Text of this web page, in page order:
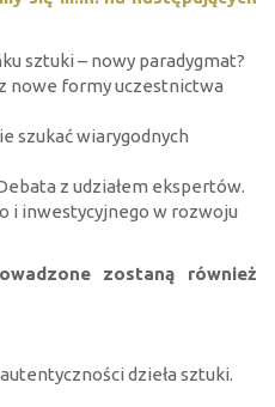
sztuki – nowy paradygmat?
nowe formy uczestnictwa
szukać wiarygodnych
z udziałem ekspertów.
i inwestycyjnego w rozwoju
zostaną również
dzieła sztuki.